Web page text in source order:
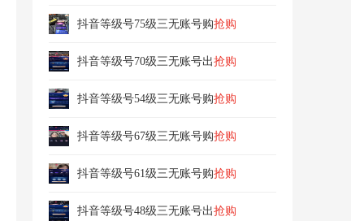
抖音等级号75级三无账号购抢购
抖音等级号70级三无账号出抢购
抖音等级号54级三无账号购抢购
抖音等级号67级三无账号购抢购
抖音等级号61级三无账号购抢购
抖音等级号48级三无账号出抢购